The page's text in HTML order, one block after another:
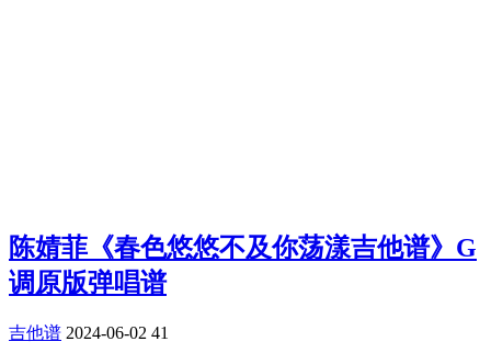
陈婧菲《春色悠悠不及你荡漾吉他谱》G
调原版弹唱谱
吉他谱 2024-06-02 41